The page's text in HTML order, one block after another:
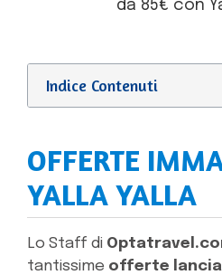
da 85€ con
Indice Contenuti
OFFERTE
YALLA YALLA
Lo Staff di
tantissime offerte